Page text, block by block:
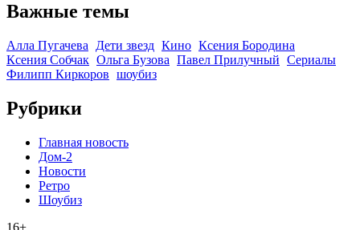
Важные темы
Алла Пугачева Дети звезд Кино Ксения Бородина
Ксения Собчак Ольга Бузова Павел Прилучный Сериалы
Филипп Киркоров шоубиз
Рубрики
Главная новость
Дом-2
Новости
Ретро
Шоубиз
16+